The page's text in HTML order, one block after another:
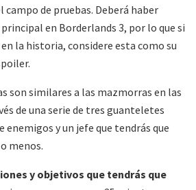
de pruebas. Deberá haber
en Borderlands 3, por lo que si
la historia, considere esta como su
son similares a las mazmorras en las
de una serie de tres guanteletes
enemigos y un jefe que tendrás que
menos.
y objetivos que tendrás que